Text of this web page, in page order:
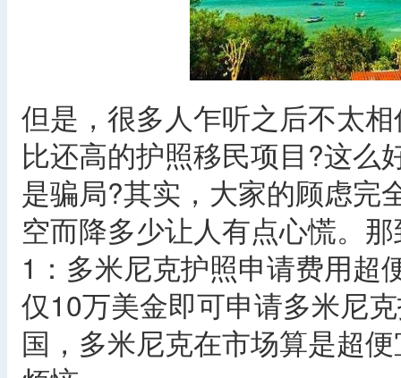
但是，很多人乍听之后不太
比还高的护照移民项目?这么
是骗局?其实，大家的顾虑完
空而降多少让人有点心慌。
1：多米尼克护照申请费用超
仅10万美金即可申请多米尼
国，多米尼克在市场算是超